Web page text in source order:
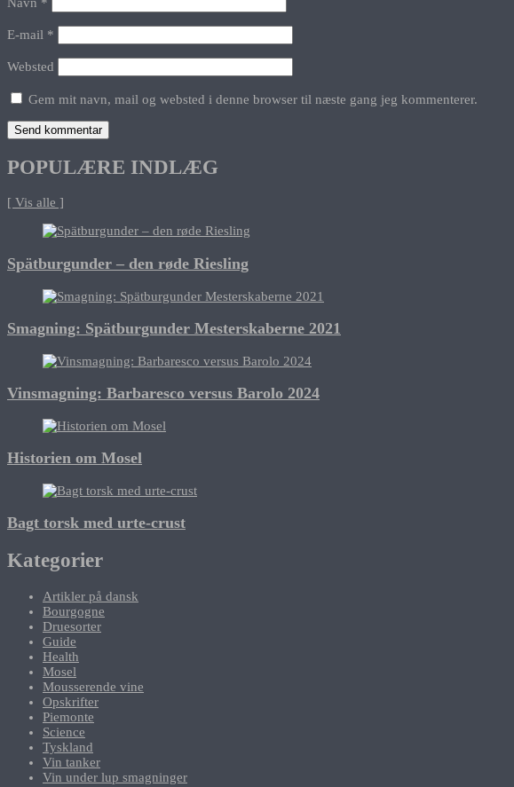
E-mail *
Websted
Gem mit navn, mail og websted i denne browser til næste gang jeg kommenterer.
POPULÆRE INDLÆG
[ Vis alle ]
Spätburgunder – den røde Riesling
Smagning: Spätburgunder Mesterskaberne 2021
Vinsmagning: Barbaresco versus Barolo 2024
Historien om Mosel
Bagt torsk med urte-crust
Kategorier
Artikler på dansk
Bourgogne
Druesorter
Guide
Health
Mosel
Mousserende vine
Opskrifter
Piemonte
Science
Tyskland
Vin tanker
Vin under lup smagninger